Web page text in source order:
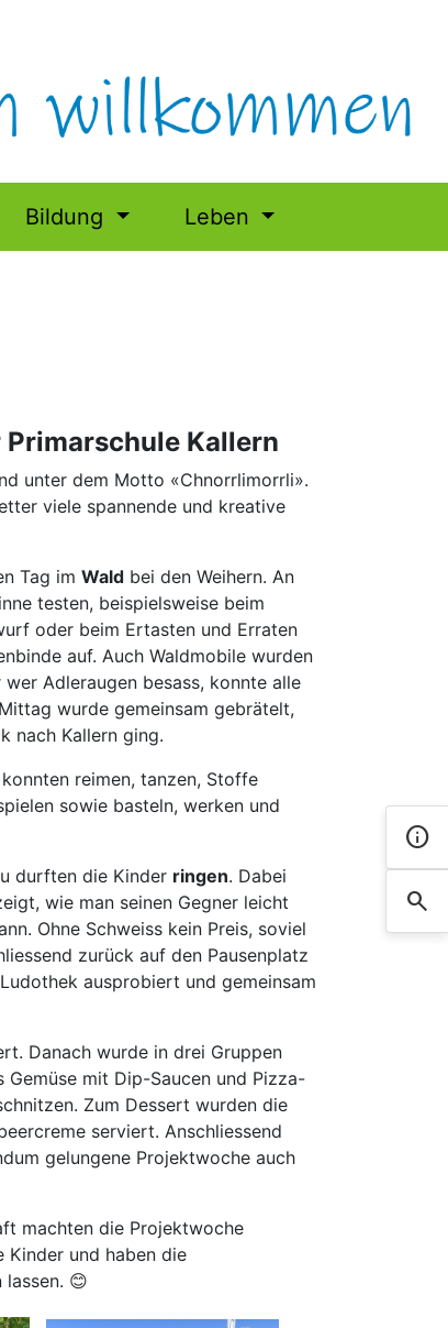
Bildung Leben
info
search
Kallern
unter dem Motto «Chnorrlimorrli».
viele spannende und kreative
Tag im Wald bei den Weihern. An
testen, beispielsweise beim
oder beim Ertasten und Erraten
auf. Auch Waldmobile wurden
Adleraugen besass, konnte alle
wurde gemeinsam gebrätelt,
nach Kallern ging.
reimen, tanzen, Stoffe
sowie basteln, werken und
durften die Kinder ringen. Dabei
wie man seinen Gegner leicht
Ohne Schweiss kein Preis, soviel
zurück auf den Pausenplatz
ausprobiert und gemeinsam
Danach wurde in drei Gruppen
mit Dip-Saucen und Pizza-
Zum Dessert wurden die
serviert. Anschliessend
gelungene Projektwoche auch
machten die Projektwoche
Kinder und haben die
😊